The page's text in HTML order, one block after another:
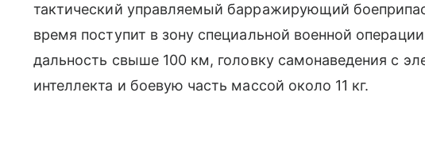
тактический управляемый барражирующий
время поступит в зону специальной военной
дальность свыше 100 км, головку самонаведения с
интеллекта и боевую часть массой около 11 кг.